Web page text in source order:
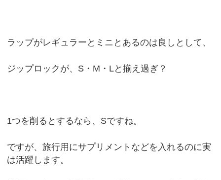
ラップがレギュラーとミニとあるのは良しとして、
ジップロックが、S・M・Lと揃え過ぎ？
1つを削るとするなら、Sですね。
ですが、旅行用にサプリメントなどを入れるのに実
は活躍します。